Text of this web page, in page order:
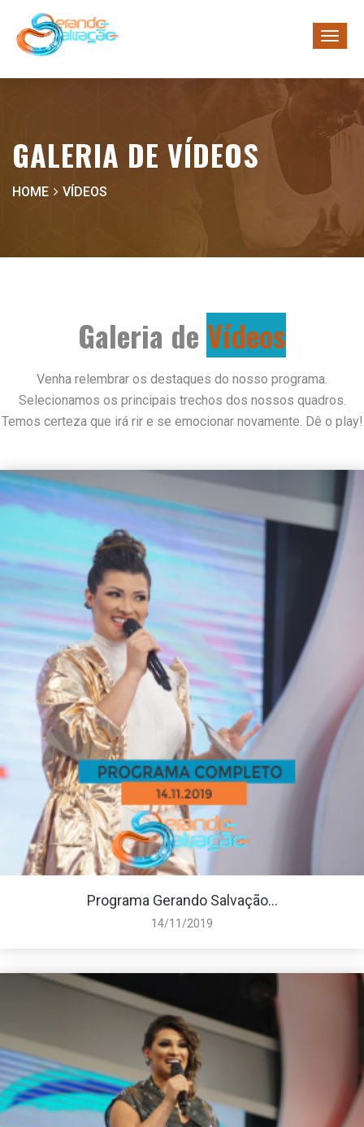
GALERIA DE VÍDEOS
HOME VÍDEOS
Galeria de Vídeos
Venha relembrar os destaques do nosso programa.
Selecionamos os principais trechos dos nossos quadros.
Temos certeza que irá rir e se emocionar novamente. Dê o play!
Programa Gerando Salvação...
14/11/2019